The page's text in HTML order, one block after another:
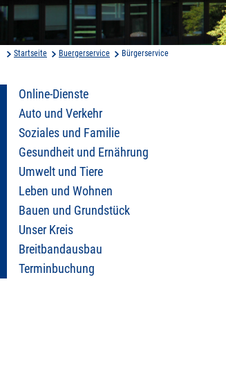
Startseite Buergerservice Bürgerservice
Online-Dienste
Auto und Verkehr
Soziales und Familie
Gesundheit und Ernährung
Umwelt und Tiere
Leben und Wohnen
Bauen und Grundstück
Unser Kreis
Breitbandausbau
Terminbuchung